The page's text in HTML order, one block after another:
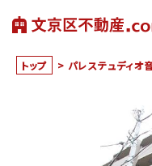
トップ > パレステュディオ